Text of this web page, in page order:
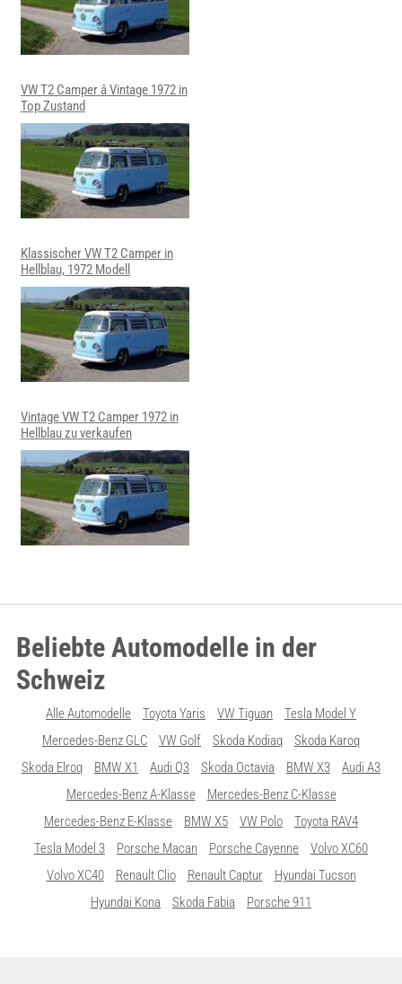
VW T2 Camper â Vintage 1972 in
Top Zustand
Klassischer VW T2 Camper in
Hellblau, 1972 Modell
Vintage VW T2 Camper 1972 in
Hellblau zu verkaufen
Beliebte Automodelle in der
Schweiz
Alle Automodelle Toyota Yaris VW Tiguan
Tesla Model Y
Mercedes-Benz GLC
VW Golf Skoda Kodiaq
Skoda Karoq
Skoda Elroq
BMW X1 Audi Q3 Skoda Octavia BMW X3
Audi A3
Mercedes-Benz A-Klasse
Mercedes-Benz C-Klasse
Mercedes-Benz E-Klasse
BMW X5 VW Polo
Toyota RAV4
Tesla Model 3
Porsche Macan Porsche Cayenne
Volvo XC60
Volvo XC40
Renault Clio Renault Captur
Hyundai Tucson
Hyundai Kona
Skoda Fabia Porsche 911